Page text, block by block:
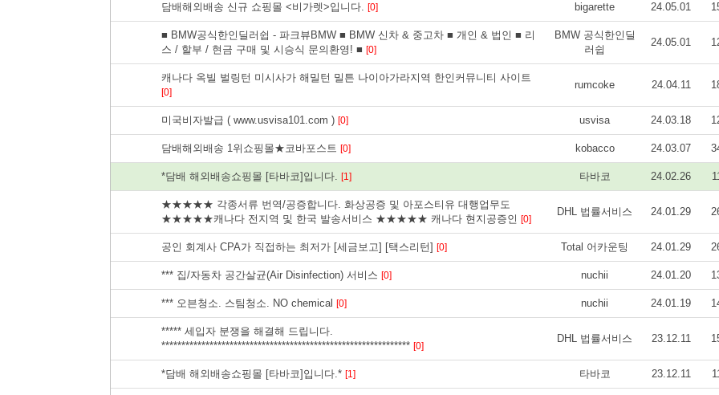
담배해외배송 신규 쇼핑몰 <비가렛>입니다. [0] bigarette 24.05.01
■ BMW공식한인딜러쉽 - 파크뷰BMW ■ BMW 신차 & 중고차 ■ 개인 & 법인 ■ 리
스 / 할부 / 현금 구매 및 시승식 문의환영! ■ [0]
BMW 공식한인딜
러쉽
24.05.01
캐나다 옥빌 벌링턴 미시사가 해밀턴 밀튼 나이아가라지역 한인커뮤니티 사이트
[0]
rumcoke 24.04.11
미국비자발급 ( www.usvisa101.com ) [0] usvisa 24.03.18
담배해외배송 1위쇼핑몰★코바포스트 [0] kobacco 24.03.07
*담배 해외배송쇼핑몰 [타바코]입니다. [1] 타바코 24.02.26
★★★★★ 각종서류 번역/공증합니다. 화상공증 및 아포스티유 대행업무도
★★★★★캐나다 전지역 및 한국 발송서비스 ★★★★★ 캐나다 현지공증인 [0]
DHL 법률서비스 24.01.29
공인 회계사 CPA가 직접하는 최저가 [세금보고] [택스리턴] [0] Total 어카운팅 24.01.29
*** 집/자동차 공간살균(Air Disinfection) 서비스 [0] nuchii 24.01.20
*** 오븐청소. 스팀청소. NO chemical [0] nuchii 24.01.19
***** 세입자 분쟁을 해결해 드립니다.
************************************************************** [0]
DHL 법률서비스 23.12.11
*담배 해외배송쇼핑몰 [타바코]입니다.* [1] 타바코 23.12.11